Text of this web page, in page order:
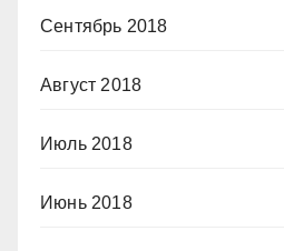
Сентябрь 2018
Август 2018
Июль 2018
Июнь 2018